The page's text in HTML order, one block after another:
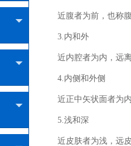
近腹者为前，也称
3.内和外
近内腔者为内，远
4.内侧和外侧
近正中矢状面者为
5.浅和深
近皮肤者为浅，远